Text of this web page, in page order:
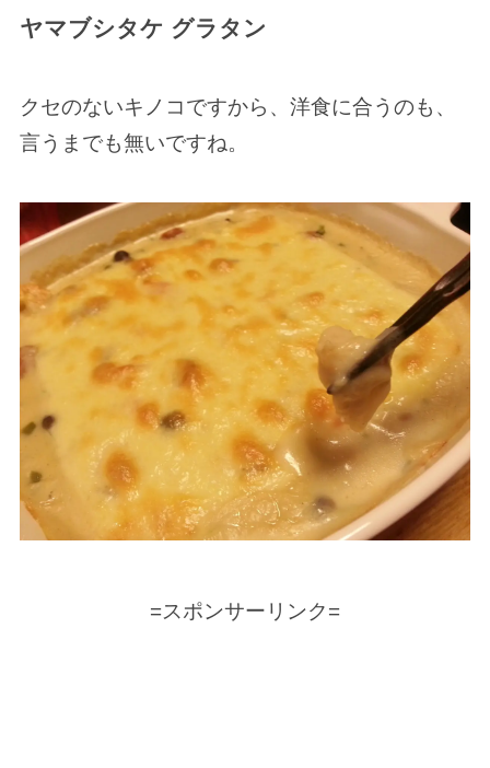
ヤマブシタケ グラタン
クセのないキノコですから、洋食に合うのも、
言うまでも無いですね。
=スポンサーリンク=